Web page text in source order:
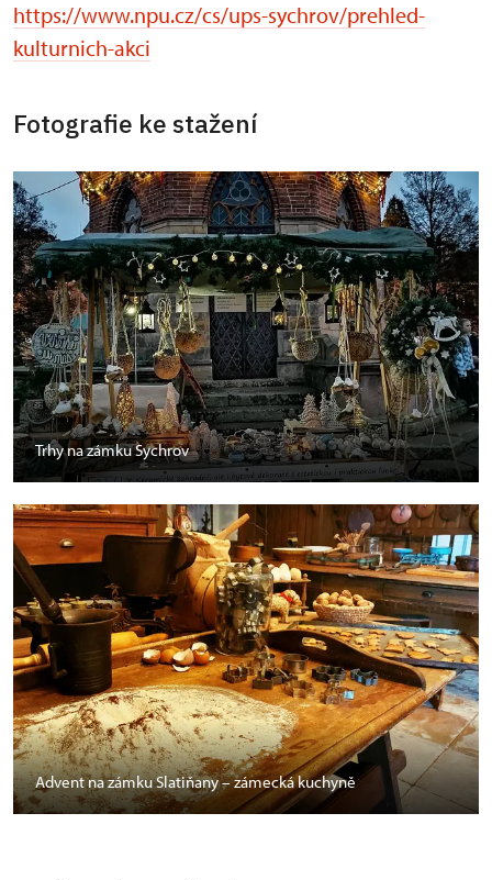
https://www.npu.cz/cs/ups-sychrov/prehled-
kulturnich-akci
Fotografie ke stažení
Trhy na zámku Sychrov
Advent na zámku Slatiňany – zámecká kuchyně